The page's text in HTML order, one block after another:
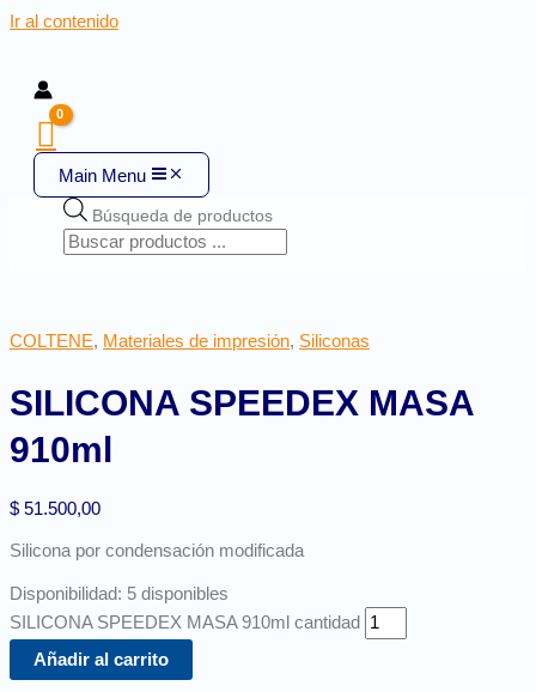
Ir al contenido
Main Menu
Búsqueda de productos
COLTENE, Materiales de impresión, Siliconas
SILICONA SPEEDEX MASA
910ml
$ 51.500,00
Silicona por condensación modificada
Disponibilidad: 5 disponibles
SILICONA SPEEDEX MASA 910ml cantidad
Añadir al carrito